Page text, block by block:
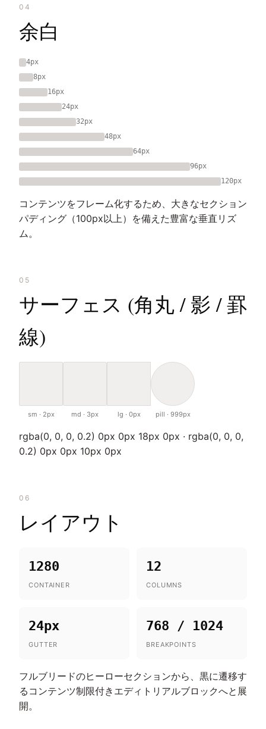
04
余白
4px
8px
16px
24px
32px
48px
64px
96px
120px
コンテンツをフレーム化するため、大きなセクション
パディング（100px以上）を備えた豊富な垂直リズ
ム。
05
サーフェス (角丸 / 影 / 罫
線)
sm · 2px md · 3px lg · 0px pill · 999px
rgba(0, 0, 0, 0.2) 0px 0px 18px 0px · rgba(0, 0, 0,
0.2) 0px 0px 10px 0px
06
レイアウト
1280
CONTAINER
12
COLUMNS
24px
GUTTER
768 / 1024
BREAKPOINTS
フルブリードのヒーローセクションから、黒に遷移す
るコンテンツ制限付きエディトリアルブロックへと展
開。